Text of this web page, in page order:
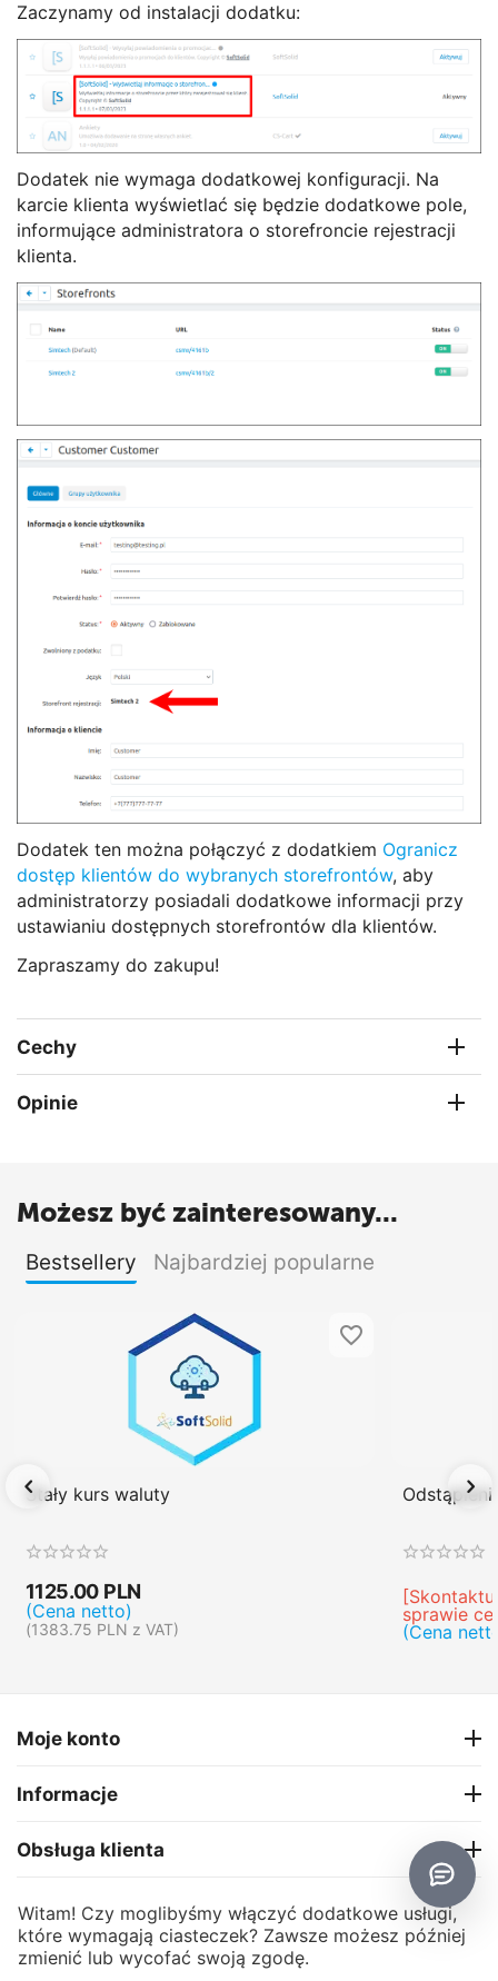
Zaczynamy od instalacji dodatku:
Dodatek nie wymaga dodatkowej konfiguracji. Na
karcie klienta wyświetlać się będzie dodatkowe pole,
informujące administratora o storefroncie rejestracji
klienta.
Dodatek ten można połączyć z dodatkiem Ogranicz
dostęp klientów do wybranych storefrontów, aby
administratorzy posiadali dodatkowe informacji przy
ustawianiu dostępnych storefrontów dla klientów.
Zapraszamy do zakupu!
Cechy
Opinie
Możesz być zainteresowany...
Bestsellery Najbardziej popularne
Stały kurs waluty
1125.00 PLN
(Cena netto)
(1383.75 PLN z VAT)
sprawie
(Cena
Moje konto
Informacje
Obsługa klienta
O firmie
Witam! Czy moglibyśmy włączyć dodatkowe usługi,
które wymagają ciasteczek? Zawsze możesz później
zmienić lub wycofać swoją zgodę.